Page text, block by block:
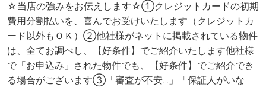
☆当店の強みをお伝えします☆①クレジットカードの初期
費用分割払いを、喜んでお受けいたします（クレジットカ
ード以外もＯＫ）②他社様がネットに掲載されている物件
は、全てお調べし、【好条件】でご紹介いたします他社様
で「お申込み」された物件でも、【好条件】でご紹介でき
る場合がございます③「審査が不安…」「保証人がいな